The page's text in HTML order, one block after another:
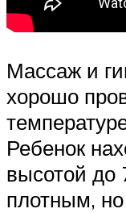
Массаж и
хорошо
Ребенок
высотой до
плотным,